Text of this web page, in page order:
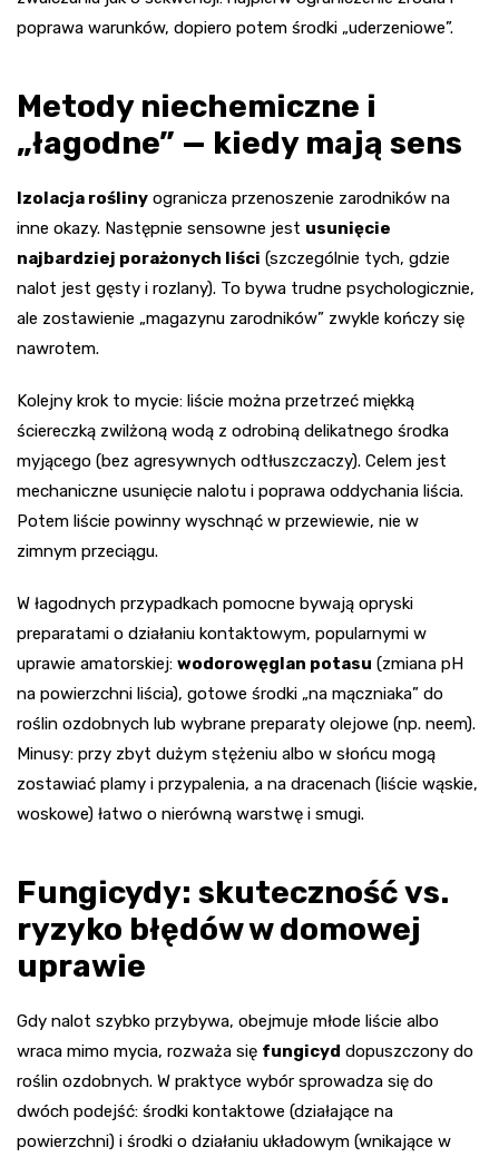
poprawa warunków, dopiero potem środki „uderzeniowe”.
Metody niechemiczne i
„łagodne” — kiedy mają sens
Izolacja rośliny ogranicza przenoszenie zarodników na
inne okazy. Następnie sensowne jest usunięcie
najbardziej porażonych liści (szczególnie tych, gdzie
nalot jest gęsty i rozlany). To bywa trudne psychologicznie,
ale zostawienie „magazynu zarodników” zwykle kończy się
nawrotem.
Kolejny krok to mycie: liście można przetrzeć miękką
ściereczką zwilżoną wodą z odrobiną delikatnego środka
myjącego (bez agresywnych odtłuszczaczy). Celem jest
mechaniczne usunięcie nalotu i poprawa oddychania liścia.
Potem liście powinny wyschnąć w przewiewie, nie w
zimnym przeciągu.
W łagodnych przypadkach pomocne bywają opryski
preparatami o działaniu kontaktowym, popularnymi w
uprawie amatorskiej: wodorowęglan potasu (zmiana pH
na powierzchni liścia), gotowe środki „na mączniaka” do
roślin ozdobnych lub wybrane preparaty olejowe (np. neem).
Minusy: przy zbyt dużym stężeniu albo w słońcu mogą
zostawiać plamy i przypalenia, a na dracenach (liście wąskie,
woskowe) łatwo o nierówną warstwę i smugi.
Fungicydy: skuteczność vs.
ryzyko błędów w domowej
uprawie
Gdy nalot szybko przybywa, obejmuje młode liście albo
wraca mimo mycia, rozważa się fungicyd dopuszczony do
roślin ozdobnych. W praktyce wybór sprowadza się do
dwóch podejść: środki kontaktowe (działające na
powierzchni) i środki o działaniu układowym (wnikające w